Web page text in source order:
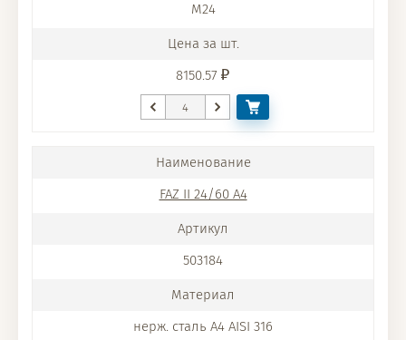
M24
8150.57
FAZ II 24/60 A4
503184
нерж. сталь A4 AISI 316